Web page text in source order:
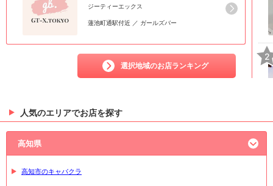
ジーティーエックス
蓮池町通駅付近 ／ ガールズバー
選択地域のお店ランキング
2
人気のエリアでお店を探す
高知県
高知市のキャバクラ